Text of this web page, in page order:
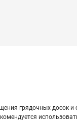
грядочных досок и